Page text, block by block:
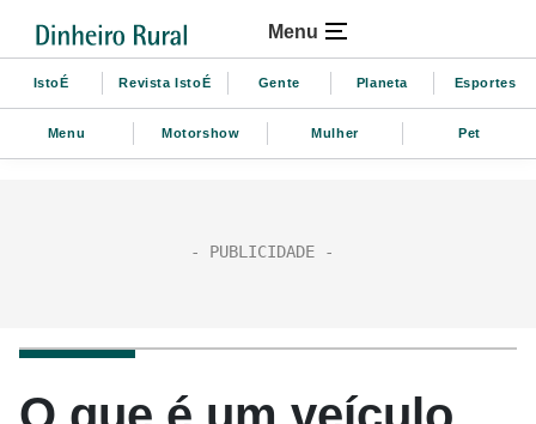
Menu
IstoÉ Revista IstoÉ Gente Planeta Esportes
Menu Motorshow Mulher Pet